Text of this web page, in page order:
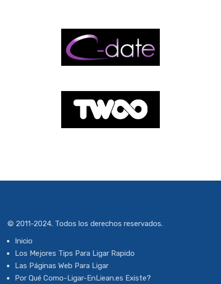
© 2011-2024. Todos los derechos reservados.
Inicio
Los Mejores Tips Para Ligar Rapido
Las Páginas Web Para Ligar
Por Qué Como-Ligar-EnLiean.es Existe?